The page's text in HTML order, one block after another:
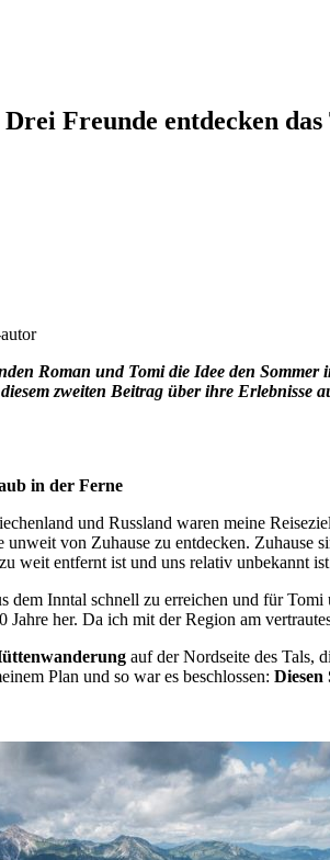
Freunde entdecken
Roman und Tomi die Idee den
zweiten Beitrag über ihre Erlebnisse
in der Ferne
und Russland waren meine
unweit von Zuhause zu entdecken.
weit entfernt ist und uns relativ unbekannt
dem Inntal schnell zu erreichen und für
Jahre her. Da ich mit der Region am
auf der Nordseite des Tals,
Plan und so war es beschlossen: